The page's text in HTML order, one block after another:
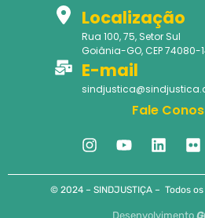
Localização
Rua 100, 75, Setor Sul
Goiânia-GO, CEP 74080-
E-mail
Fale
© 2024 – SINDJUSTIÇA – Todos
Desenvolvimento